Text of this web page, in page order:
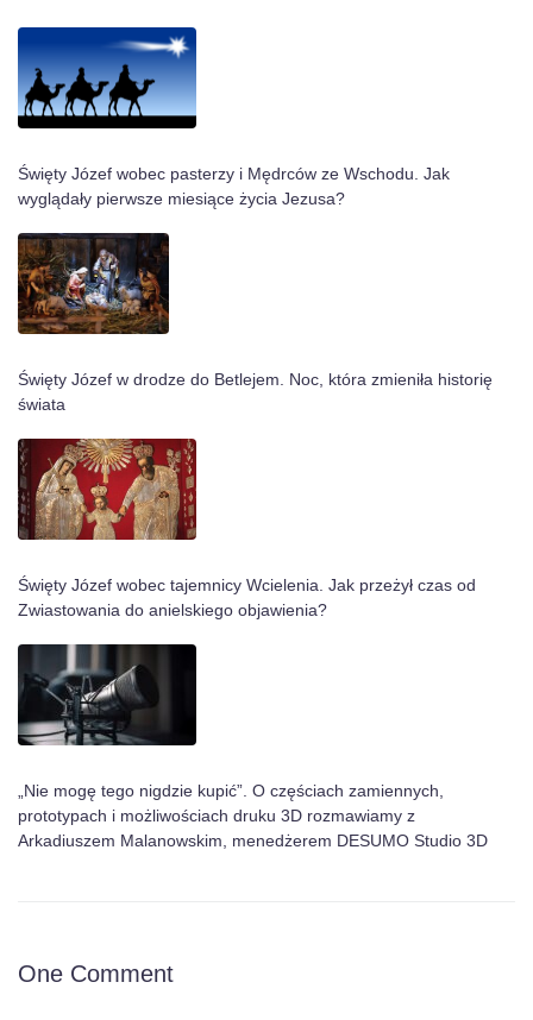
Święty Józef wobec pasterzy i Mędrców ze Wschodu. Jak
wyglądały pierwsze miesiące życia Jezusa?
Święty Józef w drodze do Betlejem. Noc, która zmieniła historię
świata
Święty Józef wobec tajemnicy Wcielenia. Jak przeżył czas od
Zwiastowania do anielskiego objawienia?
„Nie mogę tego nigdzie kupić”. O częściach zamiennych,
prototypach i możliwościach druku 3D rozmawiamy z
Arkadiuszem Malanowskim, menedżerem DESUMO Studio 3D
One Comment